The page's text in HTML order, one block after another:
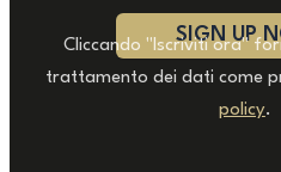
Cliccando "Iscriviti ora"
trattamento dei dati come
policy.